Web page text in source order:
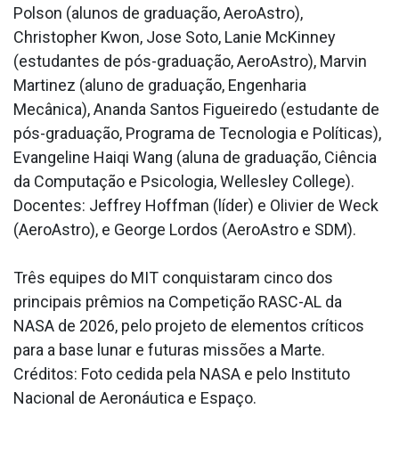
Polson (alunos de graduação, AeroAstro),
Christopher Kwon, Jose Soto, Lanie McKinney
(estudantes de pós-graduação, AeroAstro), Marvin
Martinez (aluno de graduação, Engenharia
Mecânica), Ananda Santos Figueiredo (estudante de
pós-graduação, Programa de Tecnologia e Políticas),
Evangeline Haiqi Wang (aluna de graduação, Ciência
da Computação e Psicologia, Wellesley College).
Docentes: Jeffrey Hoffman (líder) e Olivier de Weck
(AeroAstro), e George Lordos (AeroAstro e SDM).
Três equipes do MIT conquistaram cinco dos
principais prêmios na Competição RASC-AL da
NASA de 2026, pelo projeto de elementos críticos
para a base lunar e futuras missões a Marte.
Créditos: Foto cedida pela NASA e pelo Instituto
Nacional de Aeronáutica e Espaço.